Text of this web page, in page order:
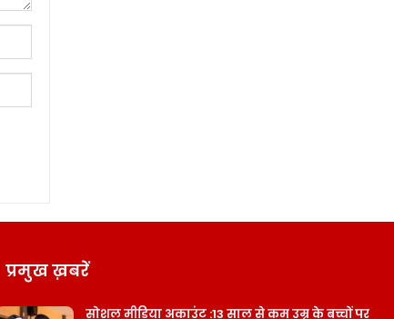
प्रमुख ख़बरें
सोशल मीडिया अकाउंट :13 साल से कम उम्र के बच्चों पर